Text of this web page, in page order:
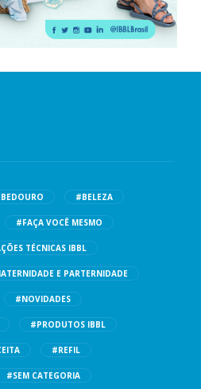
#BELEZA
#FAÇA VOCÊ MESMO
TÉCNICAS IBBL
E PARTERNIDADE
#NOVIDADES
#PRODUTOS IBBL
#REFIL
#SEM CATEGORIA